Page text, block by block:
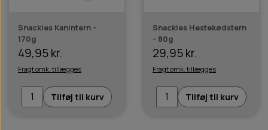
Snackies Kanintern -
170g
49,95 kr.
Fragt omk. tillægges
Tilføj til kurv
Snackies Hestekødstern
- 80g
29,95 kr.
Fragt omk. tillægges
Tilføj til kurv